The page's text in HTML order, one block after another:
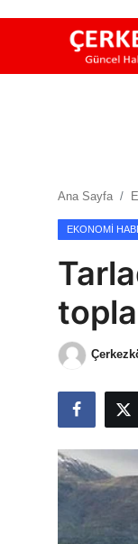
Ekonomi Haberleri
Teknoloji Haberleri
Çerkezköy
Ana Sayfa
EKONOMI